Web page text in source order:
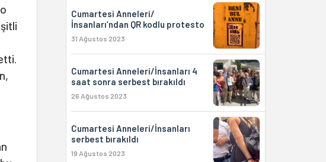
Cumartesi Anneleri/
İnsanları’ndan QR kodlu protesto
31 Ağustos 2023
Cumartesi Anneleri/İnsanları 4
saat sonra serbest bırakıldı
26 Ağustos 2023
Cumartesi Anneleri/İnsanları
serbest bırakıldı
19 Ağustos 2023